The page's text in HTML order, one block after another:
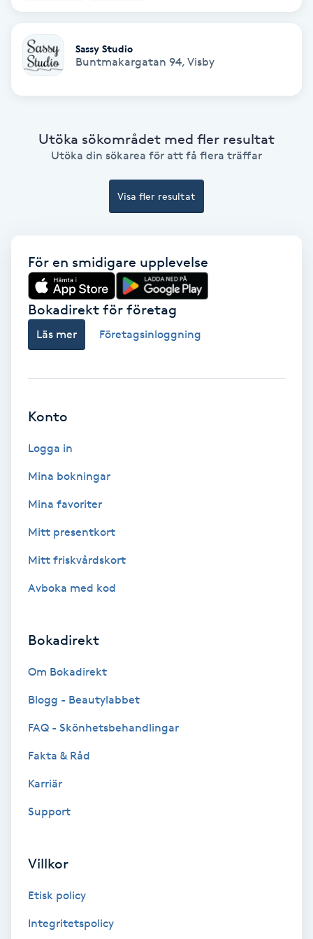
Ansiktsbehandling djuprengörande
Babylights
Bambumassage
BIAB
Blowout
Brynformning
Brynfärgning
Bröllopsuppsättning
Celluliter
Coachning
Color correction
Cryoterapi
Damklippning
Diamantslipning
Enzympeeling
Extensions
Sassy Studio
Buntmakargatan 94, Visby
Utöka sökområdet med fler resultat
Utöka din sökarea för att få flera träffar
Visa fler resultat
För en smidigare upplevelse
Bokadirekt för företag
Läs mer Företagsinloggning
Konto
Logga in
Mina bokningar
Mina favoriter
Mitt presentkort
Mitt friskvårdskort
Avboka med kod
Bokadirekt
Om Bokadirekt
Blogg - Beautylabbet
FAQ - Skönhetsbehandlingar
Fakta & Råd
Karriär
Support
Villkor
Etisk policy
Integritetspolicy